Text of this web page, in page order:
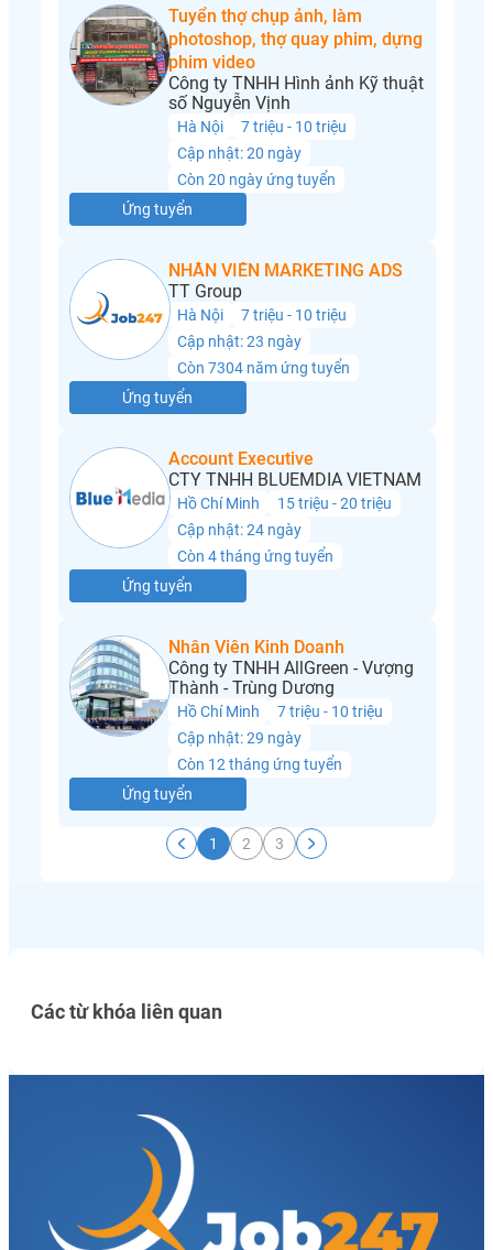
Tuyển thợ chụp ảnh, làm
photoshop, thợ quay phim, dựng
phim video
Công ty TNHH Hình ảnh Kỹ thuật
số Nguyễn Vịnh
Hà Nội
7 triệu - 10 triệu
Cập nhật: 20 ngày
Còn 20 ngày ứng tuyển
Ứng tuyển
NHÂN VIÊN MARKETING ADS
TT Group
Hà Nội
7 triệu - 10 triệu
Cập nhật: 23 ngày
Còn 7304 năm ứng tuyển
Ứng tuyển
Account Executive
CTY TNHH BLUEMDIA VIETNAM
Hồ Chí Minh
15 triệu - 20 triệu
Cập nhật: 24 ngày
Còn 4 tháng ứng tuyển
Ứng tuyển
Nhân Viên Kinh Doanh
Công ty TNHH AllGreen - Vượng
Thành - Trùng Dương
Hồ Chí Minh
7 triệu - 10 triệu
Cập nhật: 29 ngày
Còn 12 tháng ứng tuyển
Ứng tuyển
1 2 3
Các từ khóa liên quan